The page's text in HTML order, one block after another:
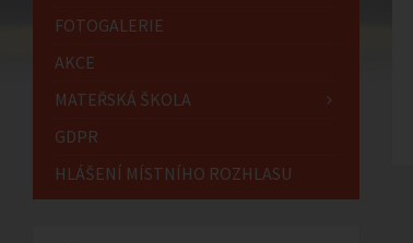
FOTOGALERIE
AKCE
MATEŘSKÁ ŠKOLA
GDPR
HLÁŠENÍ MÍSTNÍHO ROZHLASU